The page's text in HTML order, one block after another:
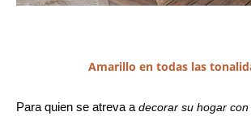
Amarillo en todas las
Para quien se atreva a decorar su hogar